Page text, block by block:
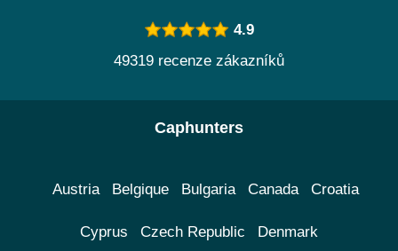
4.9
49319 recenze zákazníků
Caphunters
Austria Belgique Bulgaria Canada Croatia
Cyprus Czech Republic Denmark